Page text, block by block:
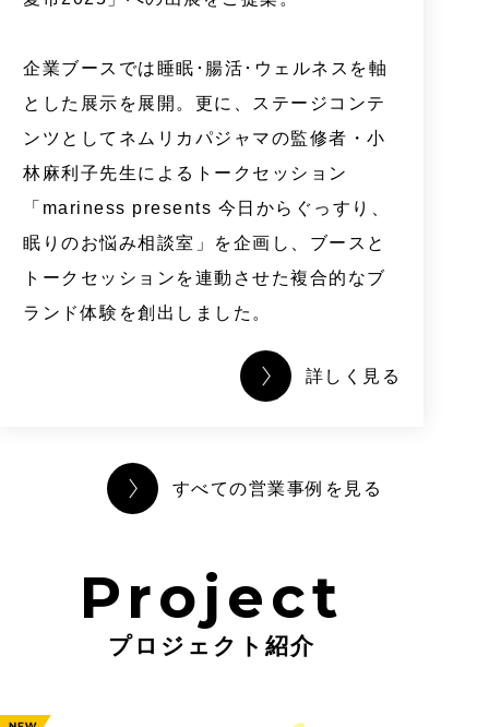
企業ブースでは睡眠･腸活･ウェルネスを軸
とした展示を展開。更に、ステージコンテ
ンツとしてネムリカパジャマの監修者・小
林麻利子先生によるトークセッション
「mariness presents 今日からぐっすり、
眠りのお悩み相談室」を企画し、ブースと
トークセッションを連動させた複合的なブ
ランド体験を創出しました。
詳しく見る
すべての営業事例を見る
プロジェクト紹介
Project